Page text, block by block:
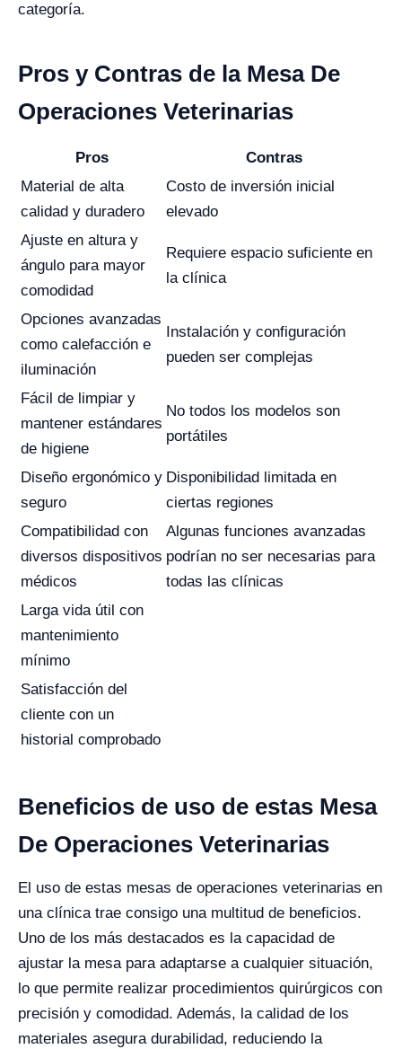
categoría.
Pros y Contras de la Mesa De
Operaciones Veterinarias
Pros
Contras
Material de alta
calidad y duradero
Costo de inversión inicial
elevado
Ajuste en altura y
ángulo para mayor
comodidad
Requiere espacio suficiente en
la clínica
Opciones avanzadas
como calefacción e
iluminación
Instalación y configuración
pueden ser complejas
Fácil de limpiar y
mantener estándares
de higiene
No todos los modelos son
portátiles
Diseño ergonómico y
seguro
Disponibilidad limitada en
ciertas regiones
Compatibilidad con
diversos dispositivos
médicos
Algunas funciones avanzadas
podrían no ser necesarias para
todas las clínicas
Larga vida útil con
mantenimiento
mínimo
Satisfacción del
cliente con un
historial comprobado
Beneficios de uso de estas Mesa
De Operaciones Veterinarias
El uso de estas mesas de operaciones veterinarias en
una clínica trae consigo una multitud de beneficios.
Uno de los más destacados es la capacidad de
ajustar la mesa para adaptarse a cualquier situación,
lo que permite realizar procedimientos quirúrgicos con
precisión y comodidad. Además, la calidad de los
materiales asegura durabilidad, reduciendo la